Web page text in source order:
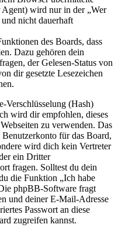
wird nur in der „Wer
nicht dauerhaft
des Boards, dass
Dazu gehören dein
der Gelesen-Status von
dir gesetzte Lesezeichen
Verschlüsselung (Hash)
wird dir empfohlen, dieses
zu verwenden. Das
für das Board,
wird dich kein Vertreter
ein Dritter
fragen. Solltest du dein
die Funktion „Ich habe
phpBB-Software fragt
und deiner E-Mail-Adresse
Passwort an diese
zugreifen kannst.